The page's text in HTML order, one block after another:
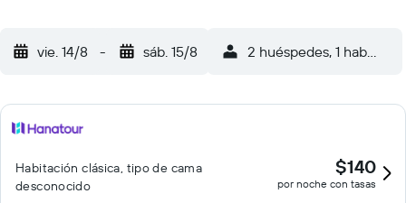
vie. 14/8 - sáb. 15/8 2 huéspedes, 1
Habitación clásica, tipo de cama
desconocido
$140
por noche con tasas